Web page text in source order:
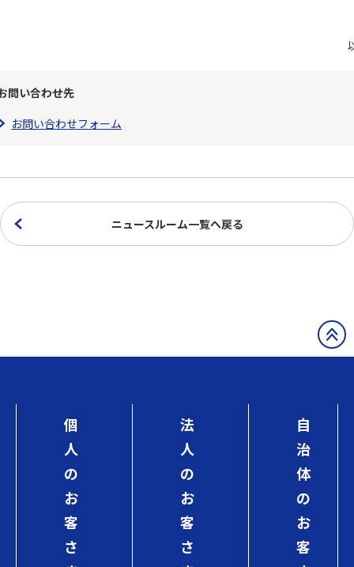
問い合わせ先
お問い合わせフォーム
ニュースルーム一覧へ戻る
個
人
の
お
客
さ
法
人
の
お
客
さ
自
治
体
の
お
客